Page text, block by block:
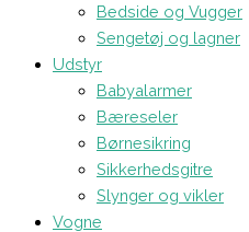
Bedside og Vugger
Sengetøj og lagner
Udstyr
Babyalarmer
Bæreseler
Børnesikring
Sikkerhedsgitre
Slynger og vikler
Vogne